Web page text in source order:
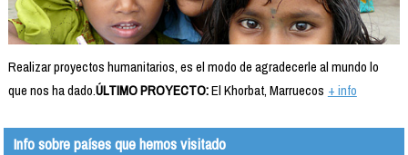
Realizar proyectos humanitarios, es el modo de agradecerle al mundo lo
que nos ha dado.ÚLTIMO PROYECTO:El Khorbat, Marruecos + info
Info sobre países que hemos visitado